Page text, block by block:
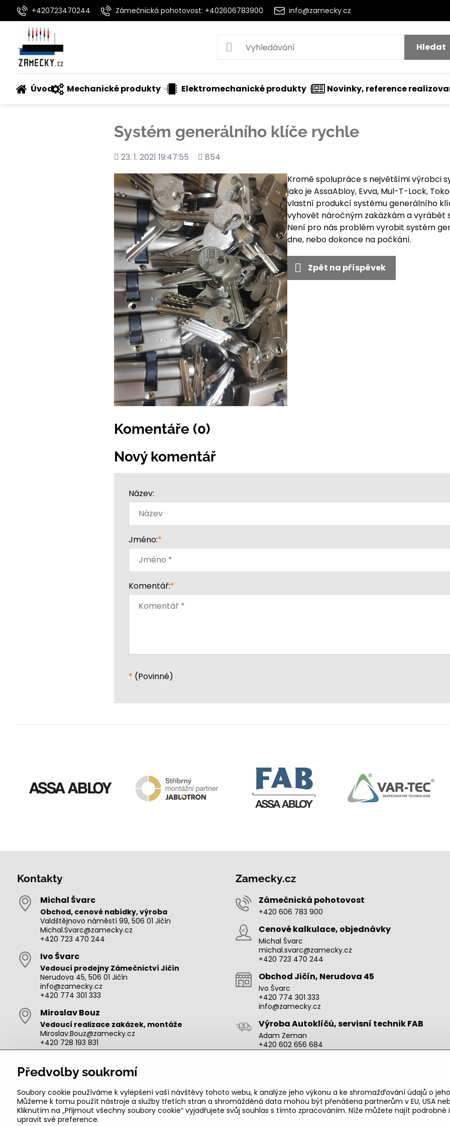
+420723470244 Zámečnická pohotovost: +402606783900 info@zamecky.cz
Hledat
Úvod Mechanické produkty Elektromechanické produkty Novinky, reference
Systém generálního klíče rychle
Přidáno
23. 1. 2021 19:47:55
Počet
854
Kromě spolupráce s největšími výrobci
jako je AssaAbloy, Evva, Mul-T-Lock,
vlastní produkcí systému generálního
vyhovět náročným zakázkám a vyrábět
Není pro nás problém vyrobit systém
dne, nebo dokonce na počkání.
Zpět na příspěvek
Komentáře (0)
Nový komentář
Název:
Jméno:*
Komentář:*
* (Povinné)
Kontakty
Michal Švarc
Obchod, cenové nabídky, výroba
Valdštějnovo náměstí 99, 506 01 Jičín
Michal.Svarc@zamecky.cz
+420 723 470 244
Ivo Švarc
Vedoucí prodejny Zámečnictví Jičín
Nerudova 45, 506 01 Jičín
info@zamecky.cz
+420 774 301 333
Miroslav Bouz
Vedoucí realizace zakázek, montáže
Miroslav.Bouz@zamecky.cz
+420 728 193 831
Výroba autoklíčů, technik pro oblast Jičín
adam.zeman@zamecky.cz
+420 602 656 684
Zamecky.cz
Zámečnická pohotovost
+420 606 783 900
Cenové kalkulace, objednávky
Michal Švarc
michal.svarc@zamecky.cz
+420 723 470 244
Obchod Jičín, Nerudova 45
Ivo Švarc
+420 774 301 333
info@zamecky.cz
Výroba Autoklíčů, servisní technik FAB
Adam Zeman
+420 602 656 684
adam.zeman@zamecky.cz
Předvolby soukromí
Soubory cookie používáme k vylepšení vaší návštěvy tohoto webu, k analýze jeho výkonu a ke shromažďování údajů o
Můžeme k tomu použít nástroje a služby třetích stran a shromážděná data mohou být přenášena partnerům v EU, USA
Kliknutím na „Přijmout všechny soubory cookie“ vyjadřujete svůj souhlas s tímto zpracováním. Níže můžete najít
upravit své preference.